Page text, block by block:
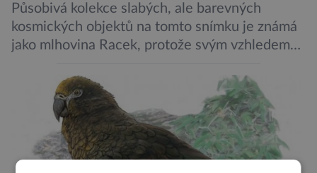
Působivá kolekce slabých, ale barevných
kosmických objektů na tomto snímku je známá
jako mlhovina Racek, protože svým vzhledem
prachu, vodíku, hélia a malého množství těžších
chemických prvků. Celá oblast je místem zrodu
nových hvězd. Mimořádné rozlišení tohoto
záběru pořízeného pomocí přehlídkového
teleskopu ESO/VST odhaluje detaily